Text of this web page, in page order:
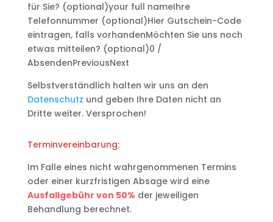
für Sie? (optional)your full nameIhre
Telefonnummer (optional)Hier Gutschein-Code
eintragen, falls vorhandenMöchten Sie uns noch
etwas mitteilen? (optional)0 /
AbsendenPreviousNext
Selbstverständlich halten wir uns an den
Datenschutz und geben Ihre Daten nicht an
Dritte weiter. Versprochen!
Terminvereinbarung:
Im Falle eines nicht wahrgenommenen Termins
oder einer kurzfristigen Absage wird eine
Ausfallgebühr von 50% der jeweiligen
Behandlung berechnet.